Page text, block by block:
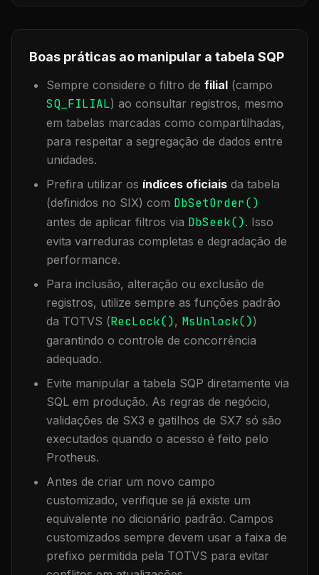
Boas práticas ao manipular a tabela SQP
Sempre considere o filtro de filial (campo
SQ_FILIAL) ao consultar registros, mesmo
em tabelas marcadas como compartilhadas,
para respeitar a segregação de dados entre
unidades.
Prefira utilizar os índices oficiais da tabela
(definidos no SIX) com DbSetOrder()
antes de aplicar filtros via DbSeek(). Isso
evita varreduras completas e degradação de
performance.
Para inclusão, alteração ou exclusão de
registros, utilize sempre as funções padrão
da TOTVS (RecLock(), MsUnlock())
garantindo o controle de concorrência
adequado.
Evite manipular a tabela SQP diretamente via
SQL em produção. As regras de negócio,
validações de SX3 e gatilhos de SX7 só são
executados quando o acesso é feito pelo
Protheus.
Antes de criar um novo campo
customizado, verifique se já existe um
equivalente no dicionário padrão. Campos
customizados sempre devem usar a faixa de
prefixo permitida pela TOTVS para evitar